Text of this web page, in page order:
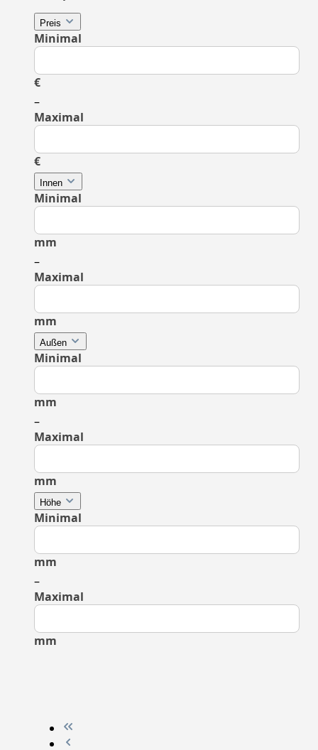
Preis
Minimal
€
–
Maximal
€
Innen
Minimal
mm
–
Maximal
mm
Außen
Minimal
mm
–
Maximal
mm
Höhe
Minimal
mm
–
Maximal
mm